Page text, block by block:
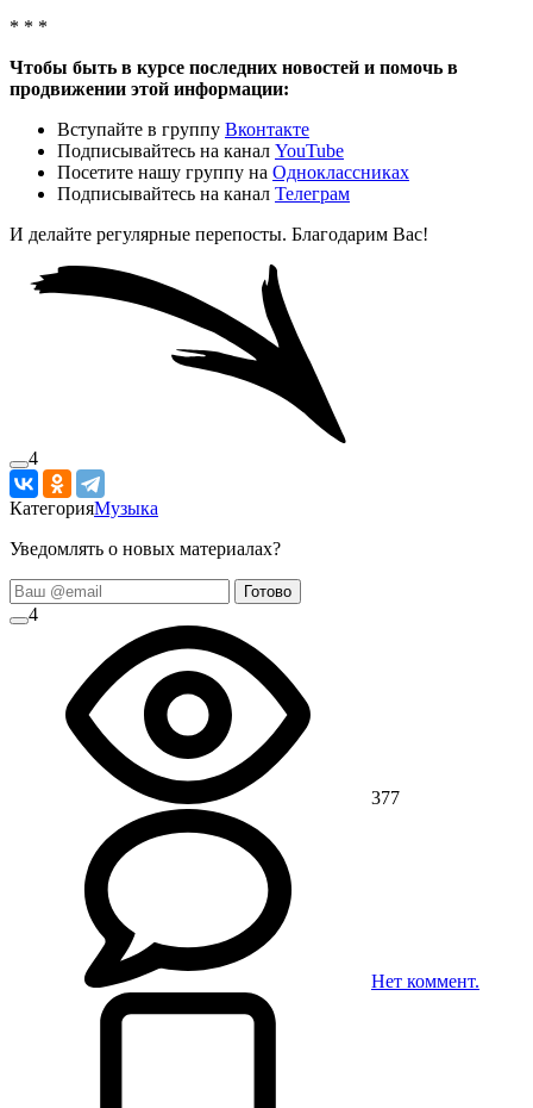
* * *
Чтобы быть в курсе последних новостей и помочь в
продвижении этой информации:
Вступайте в группу Вконтакте
Подписывайтесь на канал YouTube
Посетите нашу группу на Одноклассниках
Подписывайтесь на канал Телеграм
И делайте регулярные перепосты. Благодарим Вас!
4
КатегорияМузыка
Уведомлять о новых материалах?
Готово
4
377
Нет коммент.